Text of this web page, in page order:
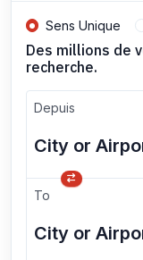
Sens Unique
Des millions de
recherche.
Depuis
To